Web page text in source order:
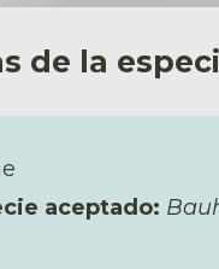
de la
aceptado: